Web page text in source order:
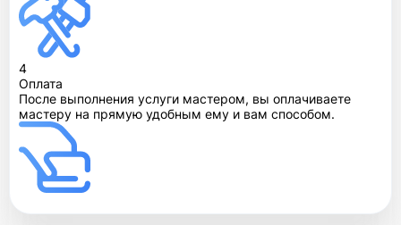
4
Оплата
После выполнения услуги мастером, вы оплачиваете
мастеру на прямую удобным ему и вам способом.